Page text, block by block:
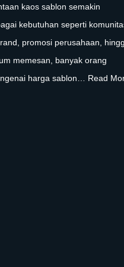
kaos sablon semakin
kebutuhan seperti
promosi perusahaan,
memesan, banyak orang
harga sablon… Read